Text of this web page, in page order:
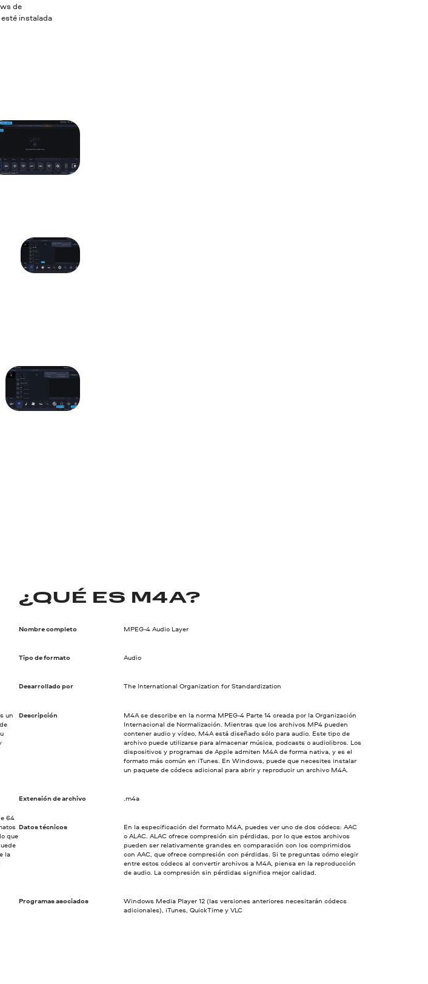
de
instalada
un
64
que
la
¿QUÉ ES M4A?
Nombre completo MPEG-4 Audio Layer
Tipo de formato Audio
Desarrollado por The International Organization for Standardization
Descripción
M4A se describe en la norma MPEG-4 Parte 14 creada por la Organización
Internacional de Normalización. Mientras que los archivos MP4 pueden
contener audio y vídeo, M4A está diseñado sólo para audio. Este tipo de
archivo puede utilizarse para almacenar música, podcasts o audiolibros. Los
dispositivos y programas de Apple admiten M4A de forma nativa, y es el
formato más común en iTunes. En Windows, puede que necesites instalar
un paquete de códecs adicional para abrir y reproducir un archivo M4A.
Extensión de archivo .m4a
Datos técnicos
En la especificación del formato M4A, puedes ver uno de dos códecs: AAC
o ALAC. ALAC ofrece compresión sin pérdidas, por lo que estos archivos
pueden ser relativamente grandes en comparación con los comprimidos
con AAC, que ofrece compresión con pérdidas. Si te preguntas cómo elegir
entre estos códecs al convertir archivos a M4A, piensa en la reproducción
de audio. La compresión sin pérdidas significa mejor calidad.
Programas asociados
Windows Media Player 12 (las versiones anteriores necesitarán códecs
adicionales), iTunes, QuickTime y VLC